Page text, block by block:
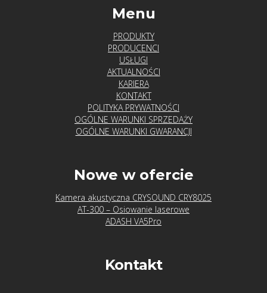
Menu
PRODUKTY
PRODUCENCI
USŁUGI
AKTUALNOŚCI
KARIERA
KONTAKT
POLITYKA PRYWATNOŚCI
OGÓLNE WARUNKI SPRZEDAŻY
OGÓLNE WARUNKI GWARANCJI
Nowe w ofercie
Kamera akustyczna CRYSOUND CRY8025
AT-300 – Osiowanie laserowe
ADASH VA5Pro
Kontakt